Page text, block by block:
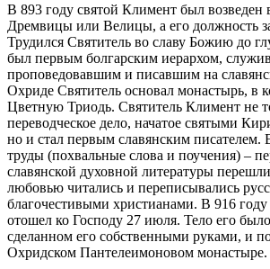
В 893 году святой Климент был возведен
Дремвицы или Велицы, а его должность
Трудился Святитель во славу Божию до
был первым болгарским иерархом,
проповедовавшим и писавшим на
Охриде Святитель основал монастырь, в
Цветную Триодь. Святитель Климент не
переводческое дело, начатое святыми
но и стал первым славянским писателем.
труды (похвальные слова и поучения) –
славянской духовной литературы
любовью читались и переписывались
благочестивыми христианами. В 916
отошел ко Господу 27 июля. Тело его
сделанном его собственными руками, и
Охридском Пантелеимоновом монастыре.